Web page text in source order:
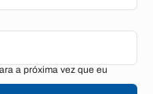
a próxima vez que eu